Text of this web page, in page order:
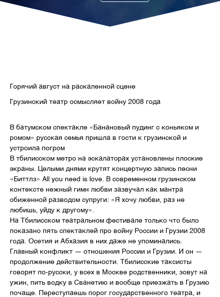
Горячий август на раскаленной сцене
Грузинский театр осмысляет войну 2008 года
В батумском спектакле «Банановый пудинг с коньяком и
ромом» русская семья пришла в гости к грузинской и
устроила погром
В тбилисском метро на эскалаторах установлены плоские
экраны. Целыми днями крутят концертную запись песни
«Биттлз» All you need is love. В современном грузинском
контексте нежный гимн любви зазвучал как мантра
обиженной разводом супруги: «Я хочу любви, раз не
любишь, уйду к другому».
На Тбилисском театральном фестивале только что было
показано пять спектаклей про войну России и Грузии 2008
года. Осетия и Абхазия в них даже не упоминались.
Главный конфликт — отношения России и Грузии. И он —
продолжение действительности. Тбилисские таксисты
говорят по-русски, у всех в Москве родственники, зовут на
ужин, пить водку в Сванетию и вообще приезжать в Грузию
почаще. Переступаешь порог государственного театра, и